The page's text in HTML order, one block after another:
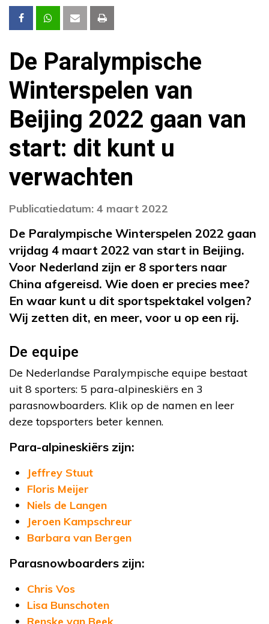
De Paralympische
Winterspelen van
Beijing 2022 gaan van
start: dit kunt u
verwachten
Publicatiedatum: 4 maart 2022
De Paralympische Winterspelen 2022 gaan
vrijdag 4 maart 2022 van start in Beijing.
Voor Nederland zijn er 8 sporters naar
China afgereisd. Wie doen er precies mee?
En waar kunt u dit sportspektakel volgen?
Wij zetten dit, en meer, voor u op een rij.
De equipe
De Nederlandse Paralympische equipe bestaat
uit 8 sporters: 5 para-alpineskiërs en 3
parasnowboarders. Klik op de namen en leer
deze topsporters beter kennen.
Para-alpineskiërs zijn:
Jeffrey Stuut
Floris Meijer
Niels de Langen
Jeroen Kampschreur
Barbara van Bergen
Parasnowboarders zijn:
Chris Vos
Lisa Bunschoten
Renske van Beek